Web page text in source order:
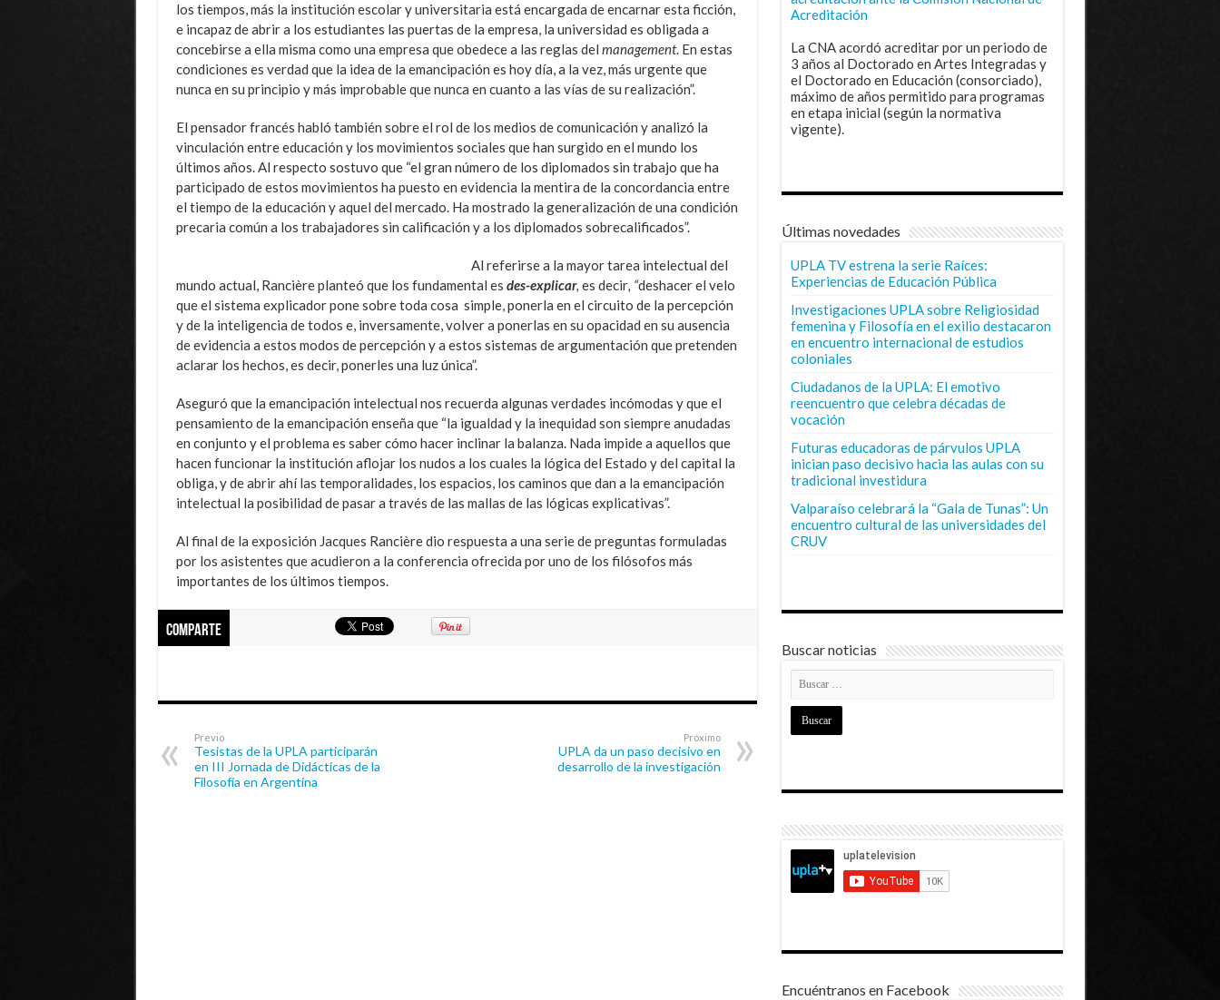
los tiempos, más la institución escolar y universitaria está encargada de encarnar esta ficción,
e incapaz de abrir a los estudiantes las puertas de la empresa, la universidad es obligada a
concebirse a ella misma como una empresa que obedece a las reglas del management. En estas
condiciones es verdad que la idea de la emancipación es hoy día, a la vez, más urgente que
nunca en su principio y más improbable que nunca en cuanto a las vías de su realización”.
El pensador francés habló también sobre el rol de los medios de comunicación y analizó la
vinculación entre educación y los movimientos sociales que han surgido en el mundo los
últimos años. Al respecto sostuvo que “el gran número de los diplomados sin trabajo que ha
participado de estos movimientos ha puesto en evidencia la mentira de la concordancia entre
el tiempo de la educación y aquel del mercado. Ha mostrado la generalización de una condición
precaria común a los trabajadores sin calificación y a los diplomados sobrecalificados”.
Al referirse a la mayor tarea intelectual del
mundo actual, Rancière planteó que los fundamental es des-explicar, es decir, “deshacer el velo
que el sistema explicador pone sobre toda cosa simple, ponerla en el circuito de la percepción
y de la inteligencia de todos e, inversamente, volver a ponerlas en su opacidad en su ausencia
de evidencia a estos modos de percepción y a estos sistemas de argumentación que pretenden
aclarar los hechos, es decir, ponerles una luz única”.
Aseguró que la emancipación intelectual nos recuerda algunas verdades incómodas y que el
pensamiento de la emancipación enseña que “la igualdad y la inequidad son siempre anudadas
en conjunto y el problema es saber cómo hacer inclinar la balanza. Nada impide a aquellos que
hacen funcionar la institución aflojar los nudos a los cuales la lógica del Estado y del capital la
obliga, y de abrir ahí las temporalidades, los espacios, los caminos que dan a la emancipación
intelectual la posibilidad de pasar a través de las mallas de las lógicas explicativas”.
Al final de la exposición Jacques Rancière dio respuesta a una serie de preguntas formuladas
por los asistentes que acudieron a la conferencia ofrecida por uno de los filósofos más
importantes de los últimos tiempos.
Comparte
Previo
Tesistas de la UPLA participarán
en III Jornada de Didácticas de la
Filosofía en Argentina
Próximo
UPLA da un paso decisivo en
desarrollo de la investigación
Acreditación
La CNA acordó acreditar por un periodo de
3 años al Doctorado en Artes Integradas y
el Doctorado en Educación (consorciado),
máximo de años permitido para programas
en etapa inicial (según la normativa
vigente).
Últimas novedades
UPLA TV estrena la serie Raíces:
Experiencias de Educación Pública
Investigaciones UPLA sobre Religiosidad
femenina y Filosofía en el exilio destacaron
en encuentro internacional de estudios
coloniales
Ciudadanos de la UPLA: El emotivo
reencuentro que celebra décadas de
vocación
Futuras educadoras de párvulos UPLA
inician paso decisivo hacia las aulas con su
tradicional investidura
Valparaíso celebrará la “Gala de Tunas”: Un
encuentro cultural de las universidades del
CRUV
Buscar noticias
Encuéntranos en Facebook